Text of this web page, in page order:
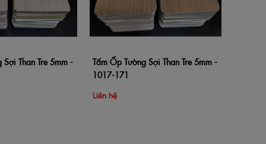
Sợi Than Tre 5mm -
Thêm vào giỏ hàng
Tấm Ốp Tường Sợi Than Tre 5mm -
1017-171
Liên hệ